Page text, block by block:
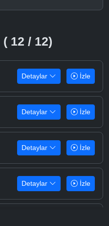
12 / 12)
Detaylar İzle
Detaylar İzle
Detaylar İzle
Detaylar İzle